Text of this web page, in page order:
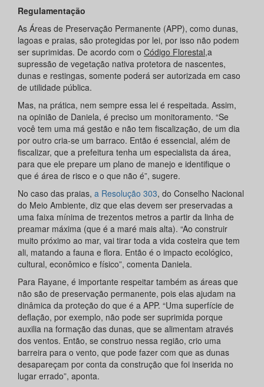
Regulamentação
As Áreas de Preservação Permanente (APP), como dunas,
lagoas e praias, são protegidas por lei, por isso não podem
ser suprimidas. De acordo com o Código Florestal,a
supressão de vegetação nativa protetora de nascentes,
dunas e restingas, somente poderá ser autorizada em caso
de utilidade pública.
Mas, na prática, nem sempre essa lei é respeitada. Assim,
na opinião de Daniela, é preciso um monitoramento. “Se
você tem uma má gestão e não tem fiscalização, de um dia
por outro cria-se um barraco. Então é essencial, além de
fiscalizar, que a prefeitura tenha um especialista da área,
para que ele prepare um plano de manejo e identifique o
que é área de risco e o que não é”, sugere.
No caso das praias, a Resolução 303, do Conselho Nacional
do Meio Ambiente, diz que elas devem ser preservadas a
uma faixa mínima de trezentos metros a partir da linha de
preamar máxima (que é a maré mais alta). “Ao construir
muito próximo ao mar, vai tirar toda a vida costeira que tem
ali, matando a fauna e flora. Então é o impacto ecológico,
cultural, econômico e físico”, comenta Daniela.
Para Rayane, é importante respeitar também as áreas que
não são de preservação permanente, pois elas ajudam na
dinâmica da proteção do que é a APP. “Uma superfície de
deflação, por exemplo, não pode ser suprimida porque
auxilia na formação das dunas, que se alimentam através
dos ventos. Então, se construo nessa região, crio uma
barreira para o vento, que pode fazer com que as dunas
desapareçam por conta da construção que foi inserida no
lugar errado”, aponta.